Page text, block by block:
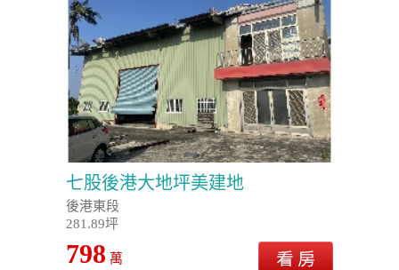
七股後港大地坪美建地
後港東段
281.89坪
798 萬